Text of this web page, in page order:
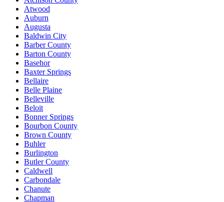
Atwood
Auburn
Augusta
Baldwin City
Barber County
Barton County
Basehor
Baxter Springs
Bellaire
Belle Plaine
Belleville
Beloit
Bonner Springs
Bourbon County
Brown County
Buhler
Burlington
Butler County
Caldwell
Carbondale
Chanute
Chapman